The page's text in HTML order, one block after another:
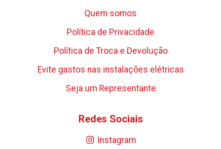
Quem somos
Política de Privacidade
Política de Troca e Devolução
Evite gastos nas instalações elétricas
Seja um Representante
Redes Sociais
Instagram